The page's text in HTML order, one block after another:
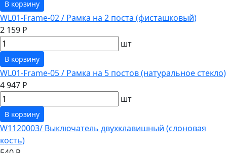
В корзину
WL01-Frame-02 / Рамка на 2 поста (фисташковый)
2 159 Р
шт
В корзину
WL01-Frame-05 / Рамка на 5 постов (натуральное стекло)
4 947 Р
шт
В корзину
W1120003/ Выключатель двухклавишный (слоновая
кость)